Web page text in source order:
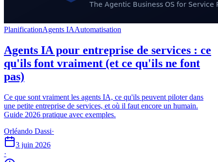
PlanificationAgents IAAutomatisation
Agents IA pour entreprise de services : ce
qu'ils font vraiment (et ce qu'ils ne font
pas)
Ce que sont vraiment les agents IA, ce qu'ils peuvent piloter dans
une petite entreprise de services, et où il faut encore un humain.
Guide 2026 pratique avec exemples.
Orléando Dassi·
3 juin 2026
·